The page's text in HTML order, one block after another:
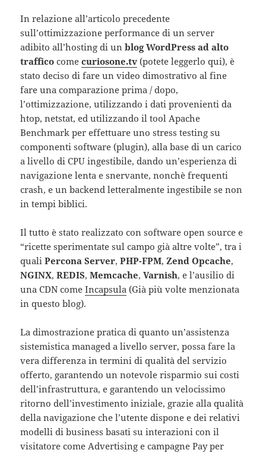
In relazione all’articolo precedente
sull’ottimizzazione performance di un server
adibito all’hosting di unblog WordPress ad alto
traffico comecuriosone.tv (potete leggerlo qui), è
stato deciso di fare un video dimostrativo al fine
fare una comparazione prima / dopo,
l’ottimizzazione, utilizzando i dati provenienti da
htop, netstat, ed utilizzando il tool Apache
Benchmark per effettuare uno stress testing su
componenti software (plugin), alla base di un carico
a livello di CPU ingestibile, dando un’esperienza di
navigazione lenta e snervante, nonchè frequenti
crash, e un backend letteralmente ingestibile se non
in tempi biblici.
Il tutto è stato realizzato con software open source e
“ricette sperimentate sul campo già altre volte”, tra i
qualiPercona Server,PHP-FPM,Zend Opcache,
NGINX,REDIS,Memcache,Varnish, e l’ausilio di
una CDN comeIncapsula (Già più volte menzionata
in questo blog).
La dimostrazione pratica di quanto un’assistenza
sistemistica managed a livello server, possa fare la
vera differenza in termini di qualità del servizio
offerto, garantendo un notevole risparmio sui costi
dell’infrastruttura, e garantendo un velocissimo
ritorno dell’investimento iniziale, grazie alla qualità
della navigazione che l’utente dispone e dei relativi
modelli di business basati su interazioni con il
visitatore come Advertising e campagne Pay per